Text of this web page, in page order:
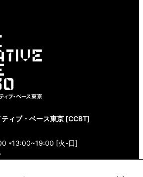
ィブ・ベース東京 [CCBT]
*13:00~19:00 [火-日]